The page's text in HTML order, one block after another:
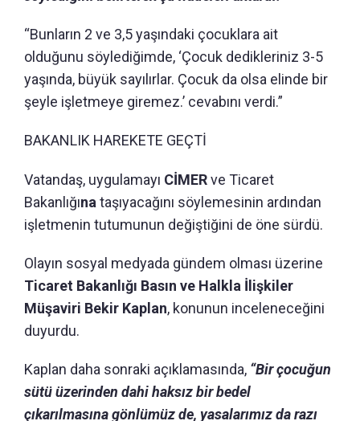
“Bunların 2 ve 3,5 yaşındaki çocuklara ait
olduğunu söylediğimde, ‘Çocuk dedikleriniz 3-5
yaşında, büyük sayılırlar. Çocuk da olsa elinde bir
şeyle işletmeye giremez.’ cevabını verdi.”
BAKANLIK HAREKETE GEÇTİ
Vatandaş, uygulamayı CİMERve Ticaret
Bakanlığına taşıyacağını söylemesinin ardından
işletmenin tutumunun değiştiğini de öne sürdü.
Olayın sosyal medyada gündem olması üzerine
Ticaret Bakanlığı Basın ve Halkla İlişkiler
Müşaviri Bekir Kaplan, konunun inceleneceğini
duyurdu.
Kaplan daha sonraki açıklamasında, “Bir çocuğun
sütü üzerinden dahi haksız bir bedel
çıkarılmasına gönlümüz de, yasalarımız da razı